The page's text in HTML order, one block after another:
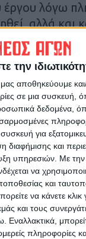
την
μας αποθηκεύουμε
σε μια συσκευή,
δεδομένα,
για
διαφήμισης και
υπηρεσιών. Με την
να
και
να κάνετε κλικ
και τους
Εναλλακτικά,
πληροφορίες
έργου λόγω
αλλά και
ο
την
στο
και
της